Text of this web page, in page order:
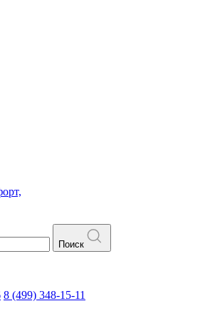
Поиск
8 (499) 348-15-11